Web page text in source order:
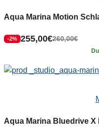
Aqua Marina Motion
-2% 260,00€
255,00€
Aqua Marina Bluedrive